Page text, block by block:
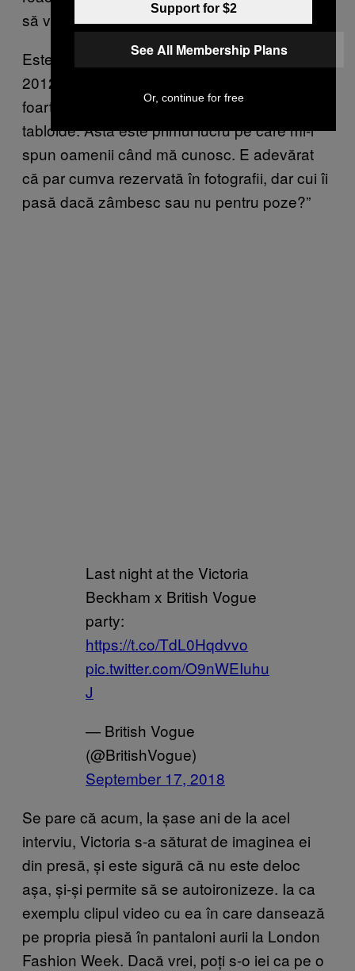
să vezi).
Este ceva de care a fost conștientă mereu. În
2012, a spus pentru
foarte diferită față de imaginea promovată de
tabloide. Ăsta este primul lucru pe care mi-l
spun oamenii când mă cunosc. E adevărat
că par cumva rezervată în fotografii, dar cui îi
pasă dacă zâmbesc sau nu pentru poze?”
Last night at the Victoria
Beckham x British Vogue
party:
https://t.co/TdL0Hqdvvo
pic.twitter.com/O9nWEIuhu
J
— British Vogue
(@BritishVogue)
September 17, 2018
Se pare că acum, la șase ani de la acel
interviu, Victoria s-a săturat de imaginea ei
din presă, și este sigură că nu este deloc
așa, și-și permite să se autoironizeze. Ia ca
exemplu clipul video cu ea în care dansează
pe propria piesă în pantaloni aurii la London
Fashion Week. Dacă vrei, poți s-o iei ca pe o
Support for $2
See All Membership Plans
Or, continue for free